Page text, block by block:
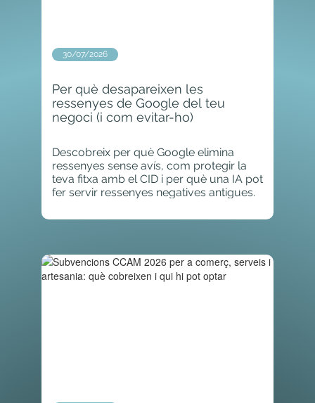
Per què desapareixen les
ressenyes de Google del teu
negoci (i com evitar-ho)
30/07/2026
Descobreix per què Google elimina
ressenyes sense avís, com protegir la
teva fitxa amb el CID i per què una IA pot
fer servir ressenyes negatives antigues.